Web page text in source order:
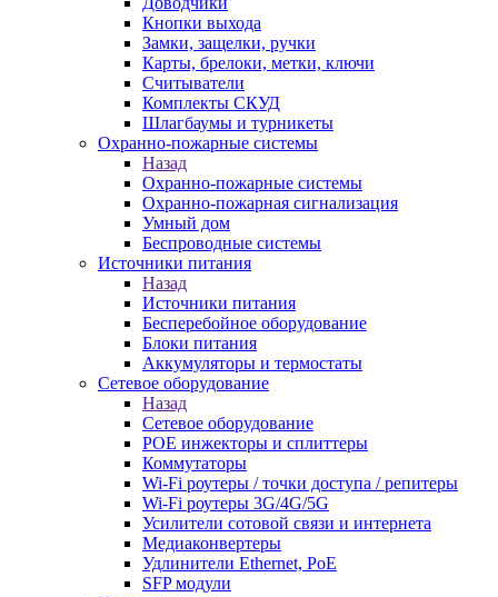
Кнопки выхода
Замки, защелки, ручки
Карты, брелоки, метки, ключи
Считыватели
Комплекты СКУД
Шлагбаумы и турникеты
Охранно-пожарные системы
Назад
Охранно-пожарные системы
Охранно-пожарная сигнализация
Умный дом
Беспроводные системы
Источники питания
Назад
Источники питания
Бесперебойное оборудование
Блоки питания
Аккумуляторы и термостаты
Сетевое оборудование
Назад
Сетевое оборудование
POE инжекторы и сплиттеры
Коммутаторы
Wi-Fi роутеры / точки доступа / репитеры
Wi-Fi роутеры 3G/4G/5G
Усилители сотовой связи и интернета
Медиаконвертеры
Удлинители Ethernet, PoE
SFP модули